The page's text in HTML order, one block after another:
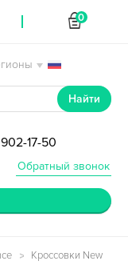
Найти
17-50
Обратный звонок
Кроссовки New
0